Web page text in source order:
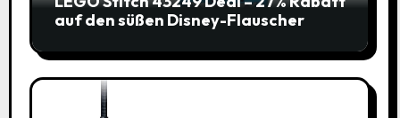
auf den süßen Disney-Flauscher